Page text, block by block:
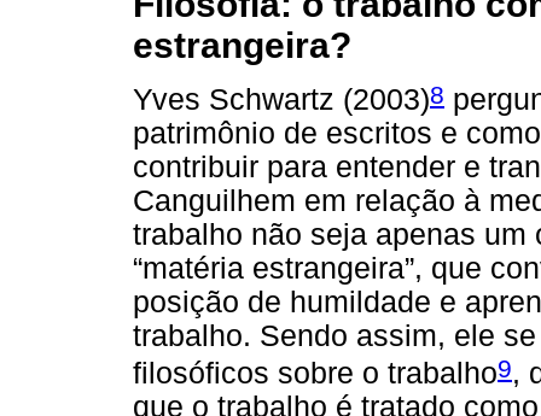
estrangeira?
Yves Schwartz (2003)8
patrimônio de escritos e
contribuir para entender e
Canguilhem em relação à
trabalho não seja apenas
“matéria estrangeira”, que
posição de humildade e
trabalho. Sendo assim, ele
filosóficos sobre o trabalho9,
que o trabalho é tratado